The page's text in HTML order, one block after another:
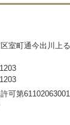
室町通今出川上
可第